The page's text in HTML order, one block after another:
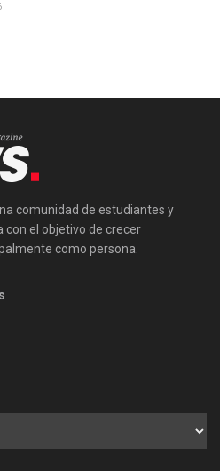
comunidad de estudiantes y
el objetivo de crecer
como persona.